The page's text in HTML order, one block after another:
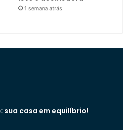
1 semana atrás
sua casa em equilíbrio!